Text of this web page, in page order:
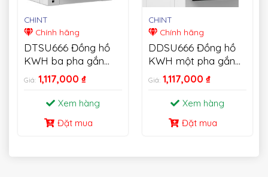
CHINT
Chính hãng
DTSU666 Đồng hồ
KWH ba pha gắn
trên thanh Din
Giá: 1,117,000 ₫
Xem hàng
Đặt mua
CHINT
Chính hãng
DDSU666 Đồng hồ
KWH một pha gắn
trên thanh Din
Giá: 1,117,000 ₫
Xem hàng
Đặt mua